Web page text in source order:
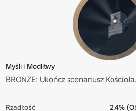
Myśli i Modlitwy
BRONZE: Ukończ scenariusz Kościoła.
Rzadkość
2.4%